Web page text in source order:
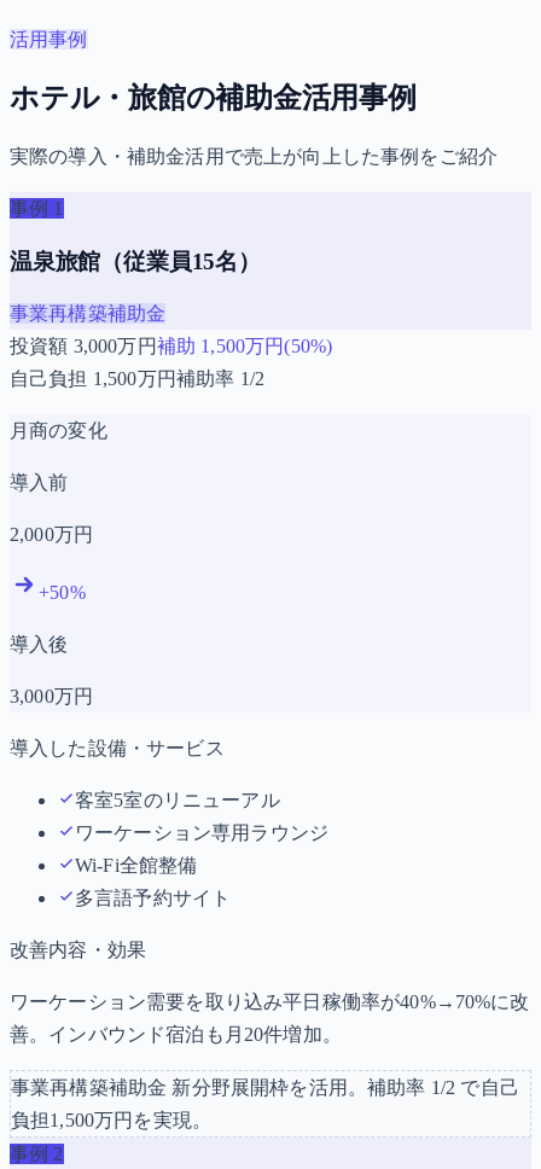
活用事例
ホテル・旅館の補助金活用事例
実際の導入・補助金活用で売上が向上した事例をご紹介
事例 1
温泉旅館（従業員15名）
事業再構築補助金
投資額 3,000万円補助 1,500万円(50%)
自己負担 1,500万円補助率 1/2
月商の変化
導入前
2,000万円
+50%
導入後
3,000万円
導入した設備・サービス
客室5室のリニューアル
ワーケーション専用ラウンジ
Wi-Fi全館整備
多言語予約サイト
改善内容・効果
ワーケーション需要を取り込み平日稼働率が40%→70%に改
善。インバウンド宿泊も月20件増加。
事業再構築補助金 新分野展開枠を活用。補助率 1/2 で自己
負担1,500万円を実現。
事例2